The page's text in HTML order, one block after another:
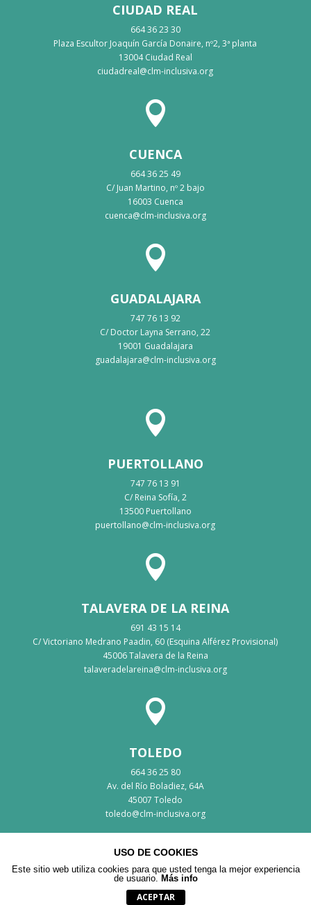
CIUDAD REAL
664 36 23 30
Plaza Escultor Joaquín García Donaire, nº2, 3ª planta
13004 Ciudad Real
ciudadreal@clm-inclusiva.org

CUENCA
664 36 25 49
C/ Juan Martino, nº 2 bajo
16003 Cuenca
cuenca@clm-inclusiva.org

GUADALAJARA
747 76 13 92
C/ Doctor Layna Serrano, 22
19001 Guadalajara
guadalajara@clm-inclusiva.org

PUERTOLLANO
747 76 13 91
C/ Reina Sofía, 2
13500 Puertollano
puertollano@clm-inclusiva.org

TALAVERA DE LA REINA
691 43 15 14
C/ Victoriano Medrano Paadin, 60 (Esquina Alférez Provisional)
45006 Talavera de la Reina
talaveradelareina@clm-inclusiva.org

TOLEDO
664 36 25 80
Av. del Río Boladiez, 64A
45007 Toledo
toledo@clm-inclusiva.org
© Copyright Clm-inclusiva |Mapa Web|Aviso Legal
Política de cookies| Web accesible
USO DE COOKIES
Este sitio web utiliza cookies para que usted tenga la mejor experiencia
de usuario. Más info
ACEPTAR